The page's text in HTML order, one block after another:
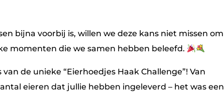
bijna voorbij is, willen we deze kans niet missen om
momenten die we samen hebben beleefd.
de unieke “Eierhoedjes Haak Challenge”! Van
eieren dat jullie hebben ingeleverd – het was een